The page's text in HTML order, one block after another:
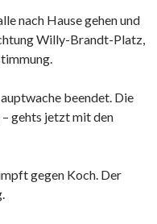
nach Hause gehen und
Willy-Brandt-Platz,
beendet. Die
gehts jetzt mit den
gegen Koch. Der